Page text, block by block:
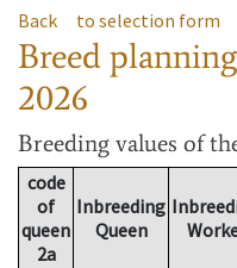
Back to selection form
Breed
2026
Breeding values of
code
of
queen
2a
Inbreeding
Queen